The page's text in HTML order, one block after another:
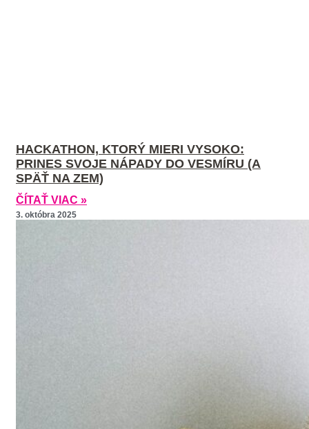
HACKATHON, KTORÝ MIERI VYSOKO:
PRINES SVOJE NÁPADY DO VESMÍRU (A
SPÄŤ NA ZEM)
ČÍTAŤ VIAC »
3. októbra 2025